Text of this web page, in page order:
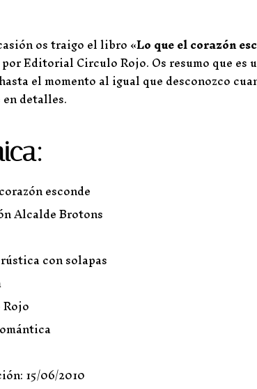
os traigo el libro «Lo que el corazón
Editorial Circulo Rojo. Os resumo que es
el momento al igual que desconozco
detalles.
esconde
Alcalde Brotons
con solapas
15/06/2010